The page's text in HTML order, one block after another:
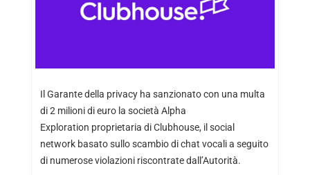
Il Garante della privacy ha sanzionato con una multa
di 2 milioni di euro la società Alpha
Exploration proprietaria di Clubhouse, il social
network basato sullo scambio di chat vocali a seguito
di numerose violazioni riscontrate dall’Autorità.